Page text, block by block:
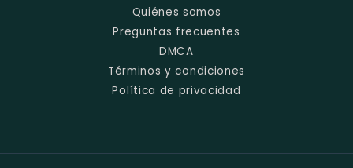
Quiénes somos
Preguntas frecuentes
DMCA
Términos y condiciones
Política de privacidad